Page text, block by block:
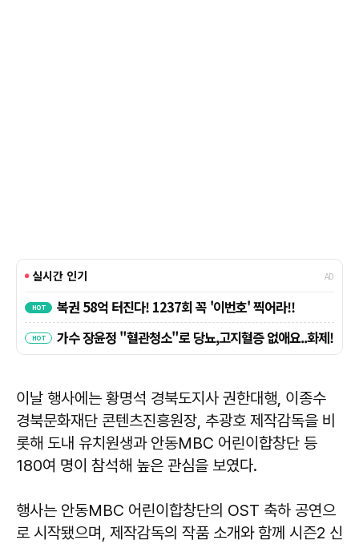
이날 행사에는 황명석 경북도지사 권한대행, 이종수
경북문화재단 콘텐츠진흥원장, 추광호 제작감독을 비
롯해 도내 유치원생과 안동MBC 어린이합창단 등
180여 명이 참석해 높은 관심을 보였다.
행사는 안동MBC 어린이합창단의 OST 축하 공연으
로 시작됐으며, 제작감독의 작품 소개와 함께 시즌2 신